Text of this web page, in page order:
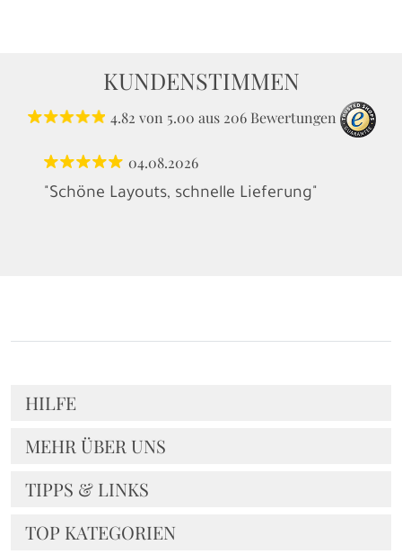
KUNDENSTIMMEN
4.82 von 5.00 aus 206 Bewertungen
04.08.2026
"Schöne Layouts, schnelle Lieferung"
HILFE
MEHR ÜBER UNS
TIPPS & LINKS
TOP KATEGORIEN